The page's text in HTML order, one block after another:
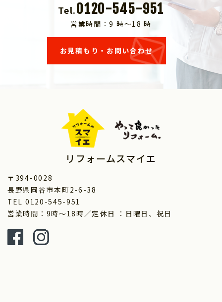
Tel.0120-545-951
営業時間：9 時～18 時
お見積もり・お問い合わせ
リフォームスマイエ
〒394-0028
長野県岡谷市本町2-6-38
TEL 0120-545-951
営業時間：9時～18時／定休日 ：日曜日、祝日